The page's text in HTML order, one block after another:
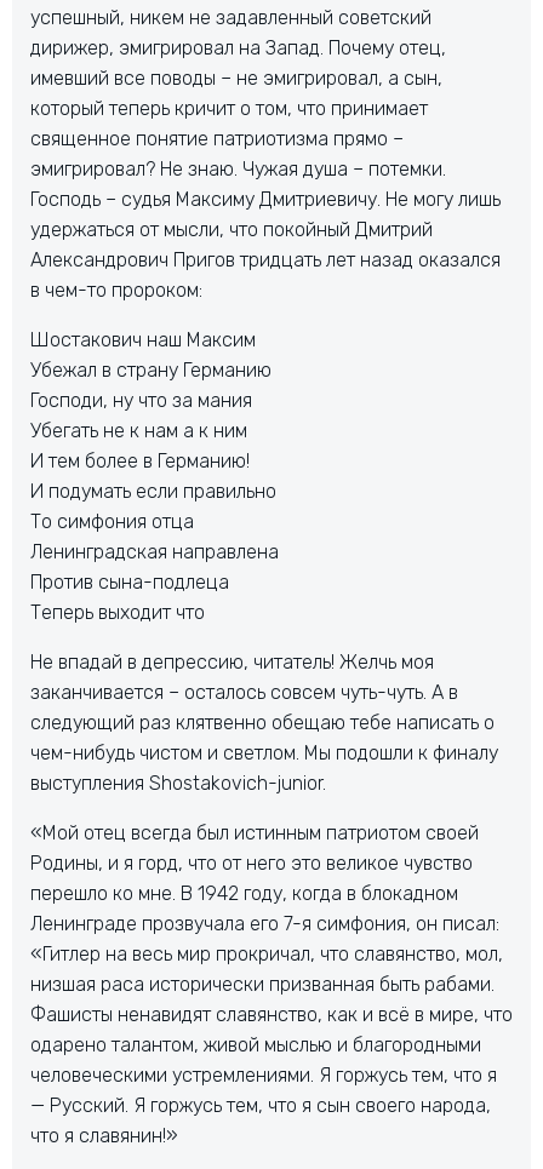
успешный, никем не задавленный советский
дирижер, эмигрировал на Запад. Почему отец,
имевший все поводы – не эмигрировал, а сын,
который теперь кричит о том, что принимает
священное понятие патриотизма прямо –
эмигрировал? Не знаю. Чужая душа – потемки.
Господь – судья Максиму Дмитриевичу. Не могу лишь
удержаться от мысли, что покойный Дмитрий
Александрович Пригов тридцать лет назад оказался
в чем-то пророком:
Шостакович наш Максим
Убежал в страну Германию
Господи, ну что за мания
Убегать не к нам а к ним
И тем более в Германию!
И подумать если правильно
То симфония отца
Ленинградская направлена
Против сына-подлеца
Теперь выходит что
Не впадай в депрессию, читатель! Желчь моя
заканчивается – осталось совсем чуть-чуть. А в
следующий раз клятвенно обещаю тебе написать о
чем-нибудь чистом и светлом. Мы подошли к финалу
выступления Shostakovich-junior.
«Мой отец всегда был истинным патриотом своей
Родины, и я горд, что от него это великое чувство
перешло ко мне. В 1942 году, когда в блокадном
Ленинграде прозвучала его 7-я симфония, он писал:
«Гитлер на весь мир прокричал, что славянство, мол,
низшая раса исторически призванная быть рабами.
Фашисты ненавидят славянство, как и всё в мире, что
одарено талантом, живой мыслью и благородными
человеческими устремлениями. Я горжусь тем, что я
— Русский. Я горжусь тем, что я сын своего народа,
что я славянин!»